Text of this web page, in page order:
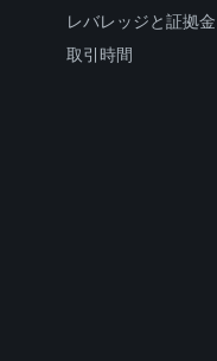
レバレッジと証拠金
取引時間